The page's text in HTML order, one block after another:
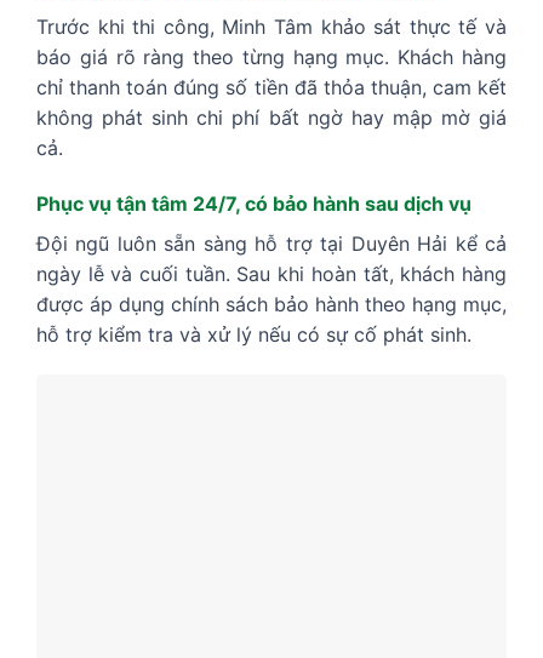
Trước khi thi công, Minh Tâm khảo sát thực tế và
báo giá rõ ràng theo từng hạng mục. Khách hàng
chỉ thanh toán đúng số tiền đã thỏa thuận, cam kết
không phát sinh chi phí bất ngờ hay mập mờ giá
cả.
Phục vụ tận tâm 24/7, có bảo hành sau dịch vụ
Đội ngũ luôn sẵn sàng hỗ trợ tại Duyên Hải kể cả
ngày lễ và cuối tuần. Sau khi hoàn tất, khách hàng
được áp dụng chính sách bảo hành theo hạng mục,
hỗ trợ kiểm tra và xử lý nếu có sự cố phát sinh.